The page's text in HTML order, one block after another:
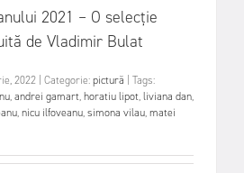
2021 – O selecție
de Vladimir Bulat
2022 Categorie:pictură
Tags:
,andrei gamart,horatiu lipot,liviana dan,
,nicu ilfoveanu,simona vilau,matei